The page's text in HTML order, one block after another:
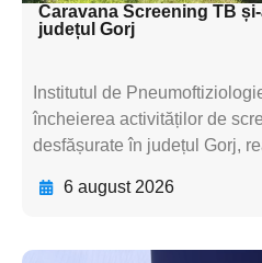
Caravana Screening TB
județul Gorj
Institutul de
încheierea activităților de
desfășurate în județul Gorj,
6 august 2026